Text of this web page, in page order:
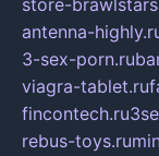
store-
antenna-
3-sex-porn.ru
viagra-tablet.ru
fincontech.ru
rebus-toys.ru